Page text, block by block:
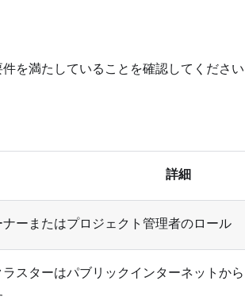
を満たしていることを確認してください
詳細
ーまたはプロジェクト管理者のロール
ラスターはパブリックインターネットか